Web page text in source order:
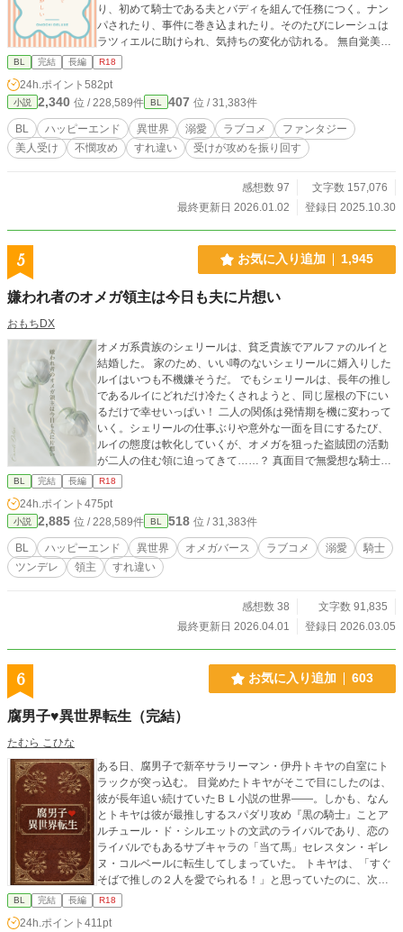
り、初めて騎士である夫とバディを組んで任務につく。ナン
パされたり、事件に巻き込まれたり。そのたびにレーシュは
ラツィエルに助けられ、気持ちの変化が訪れる。 無自覚美人
の受けが、愛のない結婚をした攻めとの関係を見直そうとす
るドタバタラブコメディ。たまにシリアス。 一途な騎士でず
っと妻を守ってるけど全く興味を持たれない不憫な夫×見た目
にも他人の評価にも興味なし、周囲を振り回しているけど仕
事には真面目な妻 ※妊娠出産表現はないですが、子供ができ
ます。同性同士でも子供ができる不思議世界です。
BL 完結 長編 R18
24h.ポイント 582pt
小説 2,340 位 / 228,589件 BL 407 位 / 31,383件
BL ハッピーエンド 異世界 溺愛 ラブコメ
ファンタジー
美人受け
不憫攻め すれ違い 受けが攻めを振り回す
感想数 97
文字数 157,076
最終更新日 2026.01.02
登録日 2025.10.30
5 お気に入り追加 1,945
嫌われ者のオメガ領主は今日も夫に片想い
おもちDX
オメガ系貴族のシェリールは、貧乏貴族でアルファのルイと
結婚した。 家のため、いい噂のないシェリールに婿入りした
ルイはいつも不機嫌そうだ。 でもシェリールは、長年の推し
であるルイにどれだけ冷たくされようと、同じ屋根の下にい
るだけで幸せいっぱい！ 二人の関係は発情期を機に変わって
いく。シェリールの仕事ぶりや意外な一面を目にするたび、
ルイの態度は軟化していくが、オメガを狙った盗賊団の活動
が二人の住む領に迫ってきて……？ 真面目で無愛想な騎士ア
ルファ✕推しが夫になって幸せすぎる敏腕領主オメガ 独自設
定の異世界オメガバースです。ハッピーエンド。 基本明るい
受け視点。中～長編になります。
BL 完結 長編 R18
24h.ポイント 475pt
小説 2,885 位 / 228,589件 BL 518 位 / 31,383件
BL ハッピーエンド 異世界 オメガバース ラブコメ 溺愛
騎士
ツンデレ
領主 すれ違い
感想数 38
文字数 91,835
最終更新日 2026.04.01
登録日 2026.03.05
6 お気に入り追加 603
腐男子♥異世界転生（完結）
たむら こひな
ある日、腐男子で新卒サラリーマン・伊丹トキヤの自室にト
ラックが突っ込む。 目覚めたトキヤがそこで目にしたのは、
彼が長年追い続けていたＢＬ小説の世界――。しかも、なん
とトキヤは彼が最推しするスパダリ攻め『黒の騎士』ことア
ルチュール・ド・シルエットの文武のライバルであり、恋の
ライバルでもあるサブキャラの「当て馬」セレスタン・ギレ
ヌ・コルベールに転生してしまっていた。 トキヤは、「すぐ
そばで推しの２人を愛でられる！」と思っていたのに、次々
と原作とは異なる展開が……。 ※なろうさん、Caitaさん、
PIXIVさんでも掲載しています。
BL 完結 長編 R18
24h.ポイント 411pt